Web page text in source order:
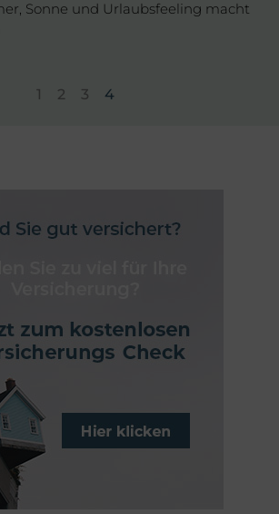
Sonne und Urlaubsfeeling macht
1 2 3 4